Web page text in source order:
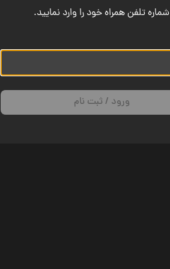
شماره تلفن همراه خود را وارد نمایید.
ورود / ثبت نام